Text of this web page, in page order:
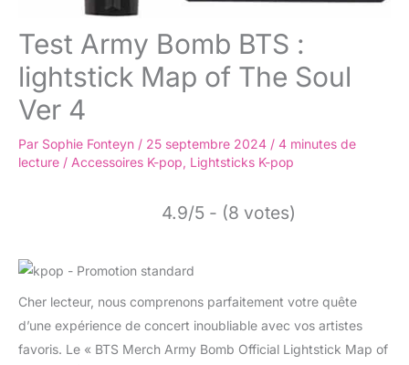
Test Army Bomb BTS :
lightstick Map of The Soul
Ver 4
Par Sophie Fonteyn / 25 septembre 2024 / 4 minutes de
lecture / Accessoires K-pop, Lightsticks K-pop
4.9/5 - (8 votes)
Cher lecteur, nous comprenons parfaitement votre quête
d’une expérience de concert inoubliable avec vos artistes
favoris. Le « BTS Merch Army Bomb Official Lightstick Map of